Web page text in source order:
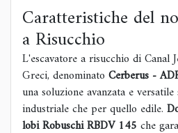
Caratteristiche del
a Risucchio
L'escavatore a risucchio di Canal
Greci, denominato Cerberus -
una soluzione avanzata e
industriale che per quello edile.
lobi Robuschi RBDV 145 che